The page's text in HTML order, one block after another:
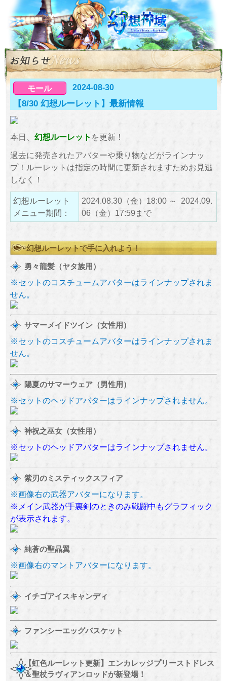
モール 2024-08-30
【8/30 幻想ルーレット】最新情報
本日、 幻想ルーレット を更新！
過去に発売されたアバターや乗り物などがラインナッ
プ！ルーレットは指定の時間に更新されますためお見逃
しなく！
幻想ルーレット
メニュー期間：
2024.08.30（金）18:00 ～ 2024.09.
06（金）17:59まで
幻想ルーレットで手に入れよう！
勇々龍髪（ヤタ族用）
※セットのコスチュームアバターはラインナップされま
せん。
サマーメイドツイン（女性用）
※セットのコスチュームアバターはラインナップされま
せん。
陽夏のサマーウェア（男性用）
※セットのヘッドアバターはラインナップされません。
神祝之巫女（女性用）
※セットのヘッドアバターはラインナップされません。
紫刃のミスティックスフィア
※画像右の武器アバターになります。
※メイン武器が手裏剣のときのみ戦闘中もグラフィック
が表示されます。
純蒼の聖晶翼
※画像右のマントアバターになります。
イチゴアイスキャンディ
ファンシーエッグバスケット
【虹色ルーレット更新】エンカレッジプリーストドレス
＆聖杖ラヴィアンロッドが新登場！